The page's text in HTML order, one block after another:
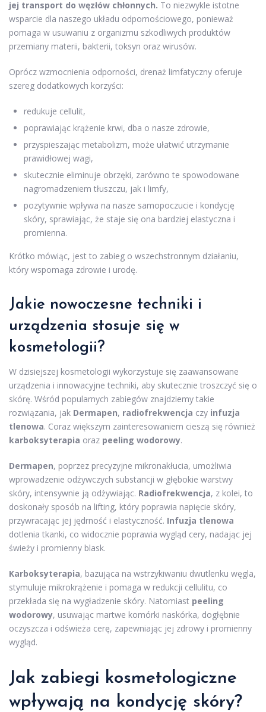
jej transport do węzłów chłonnych. To niezwykle istotne
wsparcie dla naszego układu odpornościowego, ponieważ
pomaga w usuwaniu z organizmu szkodliwych produktów
przemiany materii, bakterii, toksyn oraz wirusów.
Oprócz wzmocnienia odporności, drenaż limfatyczny oferuje
szereg dodatkowych korzyści:
redukuje cellulit,
poprawiając krążenie krwi, dba o nasze zdrowie,
przyspieszając metabolizm, może ułatwić utrzymanie
prawidłowej wagi,
skutecznie eliminuje obrzęki, zarówno te spowodowane
nagromadzeniem tłuszczu, jak i limfy,
pozytywnie wpływa na nasze samopoczucie i kondycję
skóry, sprawiając, że staje się ona bardziej elastyczna i
promienna.
Krótko mówiąc, jest to zabieg o wszechstronnym działaniu,
który wspomaga zdrowie i urodę.
Jakie nowoczesne techniki i
urządzenia stosuje się w
kosmetologii?
W dzisiejszej kosmetologii wykorzystuje się zaawansowane
urządzenia i innowacyjne techniki, aby skutecznie troszczyć się o
skórę. Wśród popularnych zabiegów znajdziemy takie
rozwiązania, jak Dermapen, radiofrekwencja czy infuzja
tlenowa. Coraz większym zainteresowaniem cieszą się również
karboksyterapia oraz peeling wodorowy.
Dermapen, poprzez precyzyjne mikronakłucia, umożliwia
wprowadzenie odżywczych substancji w głębokie warstwy
skóry, intensywnie ją odżywiając. Radiofrekwencja, z kolei, to
doskonały sposób na lifting, który poprawia napięcie skóry,
przywracając jej jędrność i elastyczność. Infuzja tlenowa
dotlenia tkanki, co widocznie poprawia wygląd cery, nadając jej
świeży i promienny blask.
Karboksyterapia, bazująca na wstrzykiwaniu dwutlenku węgla,
stymuluje mikrokrążenie i pomaga w redukcji cellulitu, co
przekłada się na wygładzenie skóry. Natomiast peeling
wodorowy, usuwając martwe komórki naskórka, dogłębnie
oczyszcza i odświeża cerę, zapewniając jej zdrowy i promienny
wygląd.
Jak zabiegi kosmetologiczne
wpływają na kondycję skóry?